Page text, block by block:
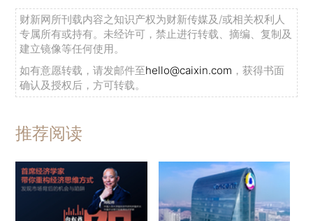
财新网所刊载内容之知识产权为财新传媒及/或相关权利人
专属所有或持有。未经许可，禁止进行转载、摘编、复制及
建立镜像等任何使用。
如有意愿转载，请发邮件至hello@caixin.com ，获得书面
确认及授权后，方可转载。
推荐阅读